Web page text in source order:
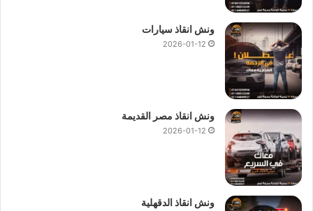
ونش انقاذ سيارات
2026-01-12
ونش انقاذ مصر القديمة
2026-01-12
ونش انقاذ الدقهلية